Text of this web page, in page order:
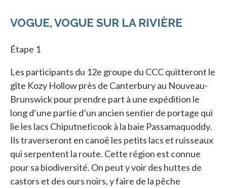
VOGUE, VOGUE SUR LA RIVIÈRE
Étape 1
Les participants du 12e groupe du CCC quitteront le
gîte Kozy Hollow près de Canterbury au Nouveau-
Brunswick pour prendre part à une expédition le
long d’une partie d’un ancien sentier de portage qui
lie les lacs Chiputneticook à la baie Passamaquoddy.
Ils traverseront en canoë les petits lacs et ruisseaux
qui serpentent la route. Cette région est connue
pour sa biodiversité. On peut y voir des huttes de
castors et des ours noirs, y faire de la pêche